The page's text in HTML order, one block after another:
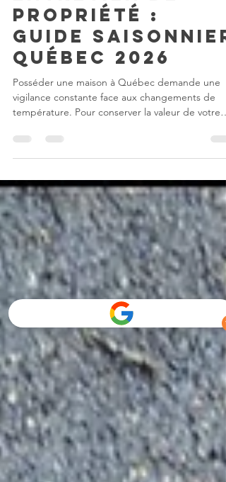
Entretien de
propriété :
Guide saisonnier
Québec 2026
Posséder une maison à Québec demande une
température. Pour conserver la valeur de votre
investissement immobilier, voici la check-list
Printemps : Le grand ménage après l'hiver Dès
que la neige quitte le sol, l'inspection
Lavage de vitres complet : Éliminez le film de sel
et de pollution hivernale. Inspection des
gouttières : Vérifiez si le poids de la glace a
délogé des clou